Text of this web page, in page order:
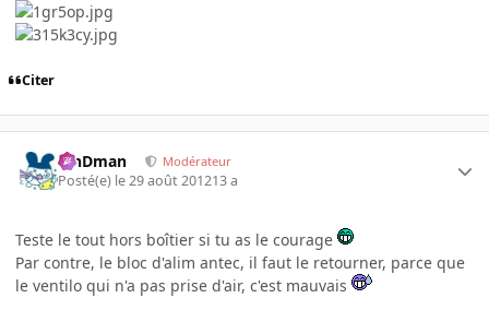
Citer
RinDman Modérateur
Posté(e) le 29 août 201213 a
Teste le tout hors boîtier si tu as le courage
Par contre, le bloc d'alim antec, il faut le retourner, parce que
le ventilo qui n'a pas prise d'air, c'est mauvais